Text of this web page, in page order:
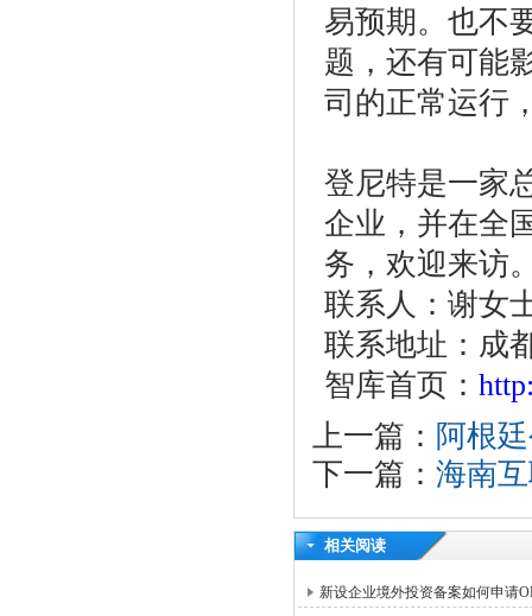
易预期。也不
题，还有可能
司的正常运行
登尼特是一家
企业，并在全
务，欢迎来访
联系人：谢女
联系地址：成
智库首页：
上一篇： 阿根
下一篇： 海南
相关阅读
新设企业境外投资备案如何申请